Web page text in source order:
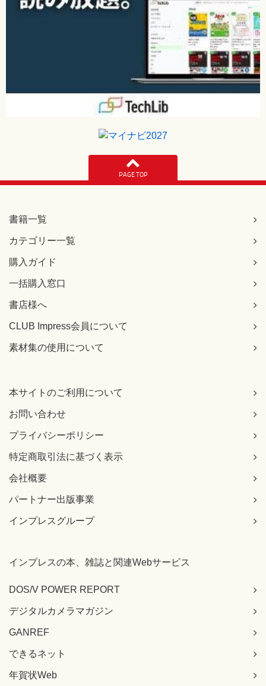
が、Mainクラスのmainメソッドでコンパイルエラーとな
ります。Aインタフェースのsampleメソッドの実装を削除
し、Bクラスでsampleメソッドをオーバーライドしても、
Bクラスのインスタンスへの参照をA型の変数で扱ってい
るため、sampleメソッドがないと判断されるためです。
選択肢Bは、AインタフェースとBクラスのコンパイルは成
功しますが、Mainクラスのmainメソッドでコンパイルエ
ラーとなります。Aインタフェースのsampleメソッドを削
のインスタンスへの参照をA型の変数で扱っているため、
【 第2刷にて修正 】
252ページ 解答6の図【設問のインタフェース、クラスの関
※下図を参照
293ページ 解答5：解説文の下から3行目
[誤]
英単語の「predicate」には「断言する」や「断定する」
[正]
インタフェースとしてのPredicateは「述語」という意味
で使います。
【 第10刷にて修正 】
から3行目
[誤]
[正]
引数を受け取ってそれを評価する「述語」
【 第10刷にて修正 】
[誤]
[正]
PAGE TOP
書籍一覧
カテゴリー一覧
購入ガイド
一括購入窓口
書店様へ
CLUB Impress会員について
素材集の使用について
本サイトのご利用について
お問い合わせ
プライバシーポリシー
特定商取引法に基づく表示
会社概要
パートナー出版事業
インプレスグループ
インプレスの本、雑誌と関連Webサービス
DOS/V POWER REPORT
デジタルカメラマガジン
GANREF
できるネット
年賀状Web